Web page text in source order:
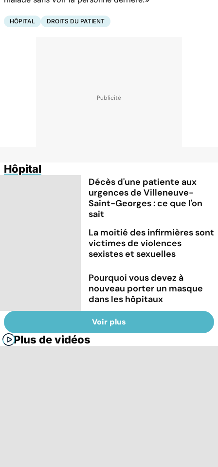
HÔPITAL DROITS DU PATIENT
Hôpital
Décès d'une patiente aux
urgences de Villeneuve-
Saint-Georges : ce que l'on
sait
La moitié des infirmières sont
victimes de violences
sexistes et sexuelles
Pourquoi vous devez à
nouveau porter un masque
dans les hôpitaux
Voir plus
Plus de vidéos